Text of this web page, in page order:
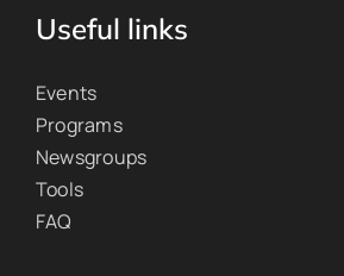
Useful links
Events
Programs
Newsgroups
Tools
FAQ